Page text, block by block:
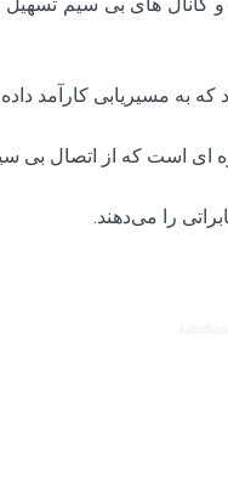
به مسیریابی کارآمد
ای است که از اتصال بی
را می‌دهند.